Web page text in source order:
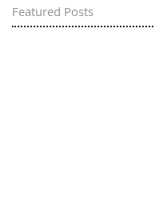
Featured Posts